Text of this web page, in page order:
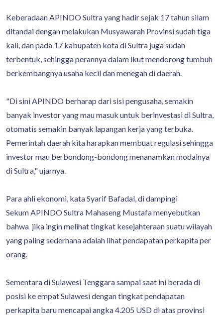
Keberadaan APINDO Sultra yang hadir sejak 17 tahun silam
ditandai dengan melakukan Musyawarah Provinsi sudah tiga
kali, dan pada 17 kabupaten kota di Sultra juga sudah
terbentuk, sehingga perannya dalam ikut mendorong tumbuh
berkembangnya usaha kecil dan menegah di daerah.
"Di sini APINDO berharap dari sisi pengusaha, semakin
banyak investor yang mau masuk untuk berinvestasi di Sultra,
otomatis semakin banyak lapangan kerja yang terbuka.
Pemerintah daerah kita harapkan membuat regulasi sehingga
investor mau berbondong-bondong menanamkan modalnya
di Sultra," ujarnya.
Para ahli ekonomi, kata Syarif Bafadal, di dampingi
Sekum APINDO Sultra Mahaseng Mustafa menyebutkan
bahwa jika ingin melihat tingkat kesejahteraan suatu wilayah
yang paling sederhana adalah lihat pendapatan perkapita per
orang.
Sementara di Sulawesi Tenggara sampai saat ini berada di
posisi ke empat Sulawesi dengan tingkat pendapatan
perkapita baru mencapai angka 4.205 USD di atas provinsi